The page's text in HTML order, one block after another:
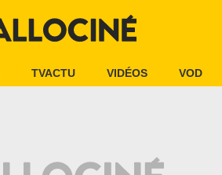
TVACTU VIDÉOS VOD